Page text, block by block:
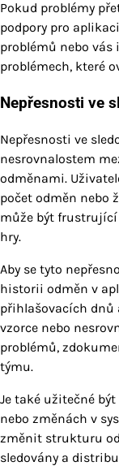
Pokud problémy
podpory pro
problémů nebo
problémech, které
Nepřesnosti ve
Nepřesnosti ve
nesrovnalostem
odměnami.
počet odměn nebo
může být
hry.
Aby se tyto
historii odměn v
přihlašovacích
vzorce nebo
problémů,
týmu.
Je také užitečné
nebo změnách v
změnit strukturu
sledovány a